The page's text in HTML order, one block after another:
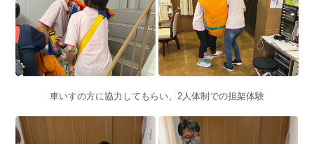
車いすの方に協力してもらい、2人体制での担架体験